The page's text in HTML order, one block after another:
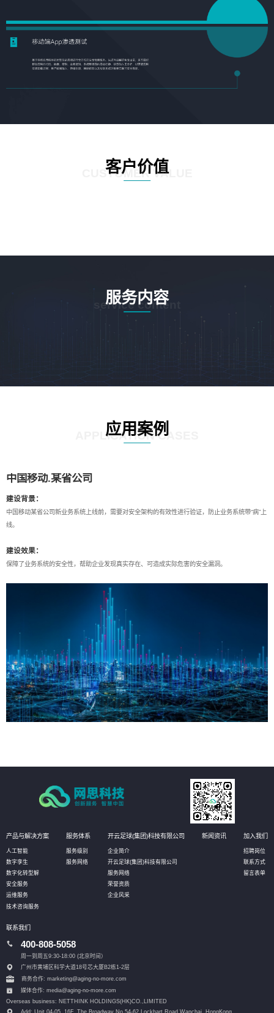
客户价值
CUSTOMER VALUE
服务内容
service content
应用案例
APPLICATION CASES
中国移动.某省公司
建设背景：
中国移动某省公司新业务系统上线前，需要对安全架构的有效性进行验证，防止业务系统带“病”上
线。
建设效果：
保障了业务系统的安全性，帮助企业发现真实存在、可造成实际危害的安全漏洞。
产品与解决方案
人工智能
数字孪生
数字化转型解
安全服务
运维服务
技术咨询服务
服务体系
服务级别
服务网络
开云足球(集团)科技有限公司
企业简介
开云足球(集团)科技有限公司
服务网络
荣誉资质
企业风采
新闻资讯 加入我们
招聘岗位
联系方式
留言表单
联系我们
400-808-5058
周一到周五9:30-18:00 (北京时间）
广州市黄埔区科学大道18号芯大厦B2栋1-2层
商务合作: marketing@aging-no-more.com
媒体合作: media@aging-no-more.com
Overseas business: NETTHINK HOLDINGS(HK)CO.,LIMITED